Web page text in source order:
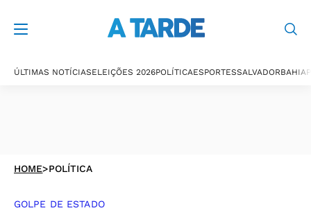
ÚLTIMAS NOTÍCIASELEIÇÕES 2026POLÍTICAESPORTESSALVADORBAHIA
HOME>POLÍTICA
GOLPE DE ESTADO